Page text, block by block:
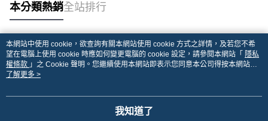
本分類熱銷全站排行
熱門標籤
本網站中使用 cookie，欲查詢有關本網站使用 cookie 方式之詳情，及若您不希
望在電腦上使用 cookie 時應如何變更電腦的 cookie 設定，請參閱本網站「 隱私
權條款 」之 Cookie 聲明。您繼續使用本網站即表示您同意本公司得按本網站使
用條款之 Cookie 聲明使用 cookie。
了解更多 >
我知道了